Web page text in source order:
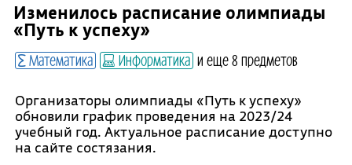
Изменилось расписание олимпиады
«Путь к успеху»
Математика Информатика и еще 8 предметов
Организаторы олимпиады «Путь к успеху»
обновили график проведения на 2023/24
учебный год. Актуальное расписание доступно
на сайте состязания.